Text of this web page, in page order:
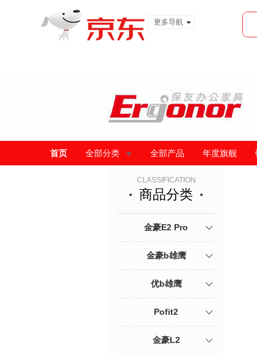
更多导航
首页 全部分类 全部产品 年度旗舰
CLASSIFICATION
商品分类
金豪E2 Pro
金豪b雄鹰
优b雄鹰
Pofit2
金豪L2